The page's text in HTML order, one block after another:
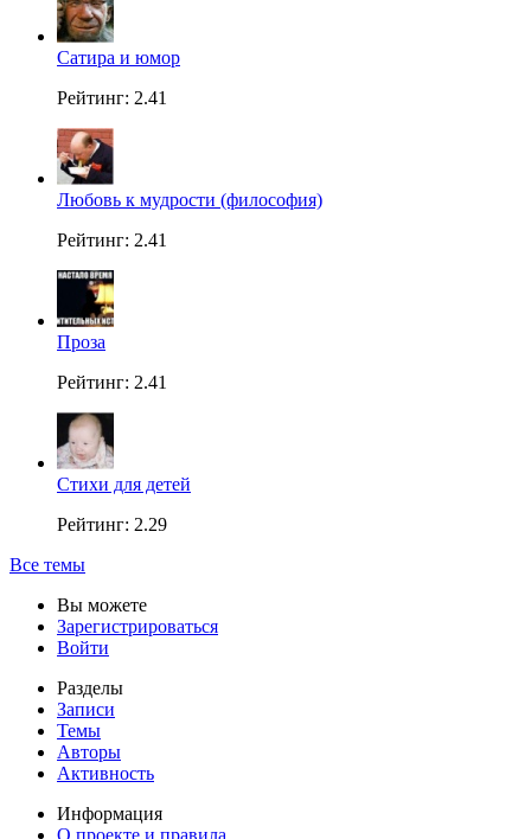
Сатира и юмор
Рейтинг: 2.41
Любовь к мудрости (философия)
Рейтинг: 2.41
Проза
Рейтинг: 2.41
Стихи для детей
Рейтинг: 2.29
Все темы
Вы можете
Зарегистрироваться
Войти
Разделы
Записи
Темы
Авторы
Активность
Информация